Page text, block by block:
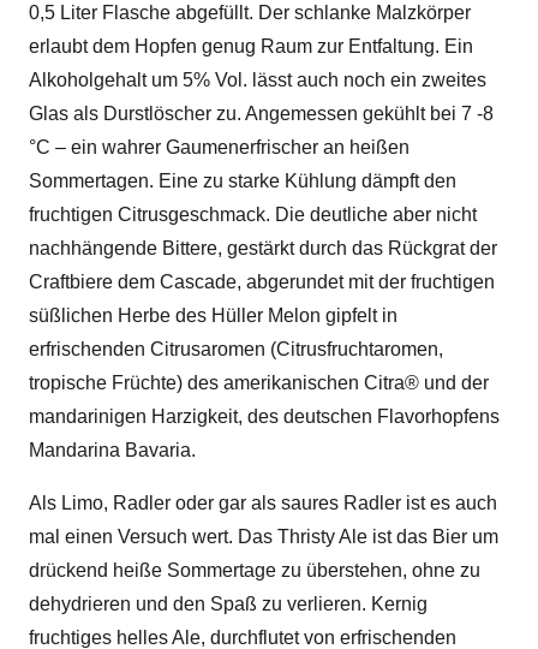
0,5 Liter Flasche abgefüllt. Der schlanke Malzkörper
erlaubt dem Hopfen genug Raum zur Entfaltung. Ein
Alkoholgehalt um 5% Vol. lässt auch noch ein zweites
Glas als Durstlöscher zu. Angemessen gekühlt bei 7 -8
°C – ein wahrer Gaumenerfrischer an heißen
Sommertagen. Eine zu starke Kühlung dämpft den
fruchtigen Citrusgeschmack. Die deutliche aber nicht
nachhängende Bittere, gestärkt durch das Rückgrat der
Craftbiere dem Cascade, abgerundet mit der fruchtigen
süßlichen Herbe des Hüller Melon gipfelt in
erfrischenden Citrusaromen (Citrusfruchtaromen,
tropische Früchte) des amerikanischen Citra® und der
mandarinigen Harzigkeit, des deutschen Flavorhopfens
Mandarina Bavaria.
Als Limo, Radler oder gar als saures Radler ist es auch
mal einen Versuch wert. Das Thristy Ale ist das Bier um
drückend heiße Sommertage zu überstehen, ohne zu
dehydrieren und den Spaß zu verlieren. Kernig
fruchtiges helles Ale, durchflutet von erfrischenden